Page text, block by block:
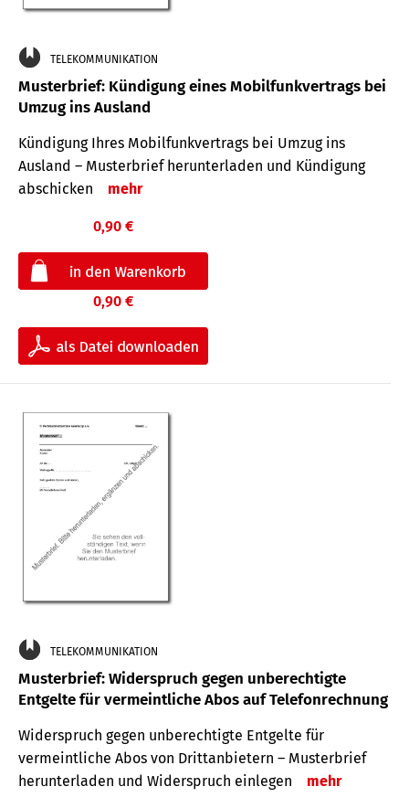
TELEKOMMUNIKATION
Musterbrief: Kündigung eines Mobilfunkvertrags bei
Umzug ins Ausland
Kündigung Ihres Mobilfunkvertrags bei Umzug ins
Ausland – Musterbrief herunterladen und Kündigung
abschicken
mehr
0,90 €
0,90 €
TELEKOMMUNIKATION
Musterbrief: Widerspruch gegen unberechtigte
Entgelte für vermeintliche Abos auf Telefonrechnung
Widerspruch gegen unberechtigte Entgelte für
vermeintliche Abos von Drittanbietern – Musterbrief
herunterladen und Widerspruch einlegen
mehr